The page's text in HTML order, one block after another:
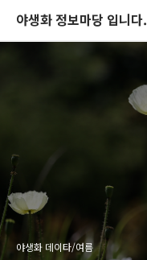
야생화 정보마당 입니다.
야생화 데이타/여름